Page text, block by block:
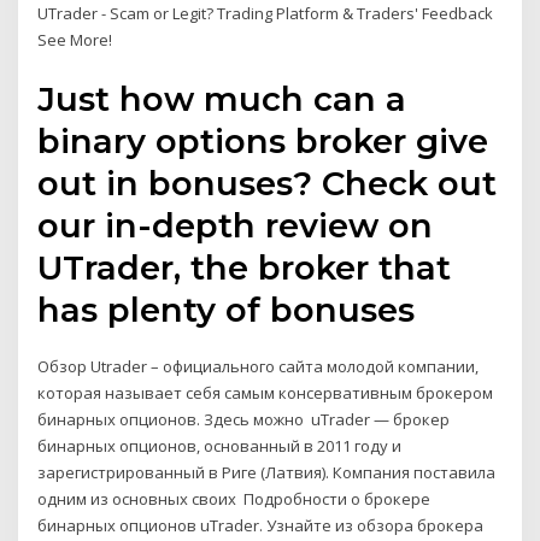
UTrader - Scam or Legit? Trading Platform & Traders' Feedback
See More!
Just how much can a
binary options broker give
out in bonuses? Check out
our in-depth review on
UTrader, the broker that
has plenty of bonuses
Обзор Utrader – официального сайта молодой компании,
которая называет себя самым консервативным брокером
бинарных опционов. Здесь можно uTrader — брокер
бинарных опционов, основанный в 2011 году и
зарегистрированный в Риге (Латвия). Компания поставила
одним из основных своих Подробности о брокере
бинарных опционов uTrader. Узнайте из обзора брокера